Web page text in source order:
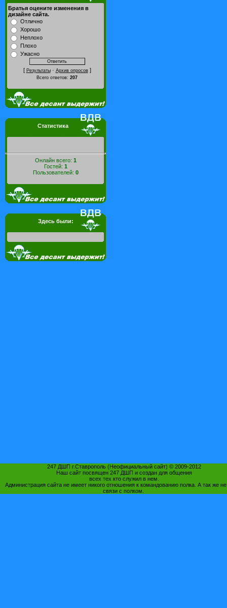
Братья оцените изменения в
дизайне сайта.
Отлично
Хорошо
Неплохо
Плохо
Ужасно
[ Результаты· Архив опросов]
Всего ответов: 207
Статистика
Онлайн всего: 1
Гостей: 1
Пользователей: 0
Здесь были:
247 ДШП г.Ставрополь (Неофициальный сайт) © 2009-2012
Наш сайт посвящен 247 ДШП и создан для общения
всех тех кто служил в нем.
Администрация сайта не имеет никого отношения к командованию полка. А так же
связи с полком.